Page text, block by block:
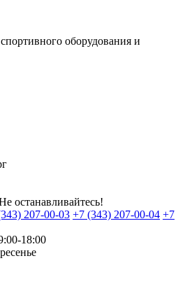
оборудования и
останавливайтесь!
207-00-03 +7 (343) 207-00-04 +7
18:00